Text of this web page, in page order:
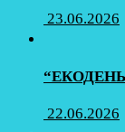
23.06.2026
“ЕКОДЕНЬ”
22.06.2026